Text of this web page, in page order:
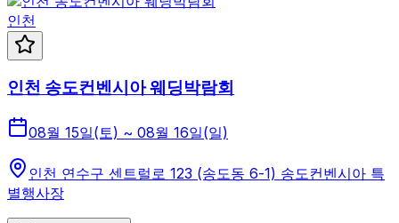
인천
인천 송도컨벤시아 웨딩박람회
08월 15일(토) ~ 08월 16일(일)
인천 연수구 센트럴로 123 (송도동 6-1) 송도컨벤시아 특
별행사장